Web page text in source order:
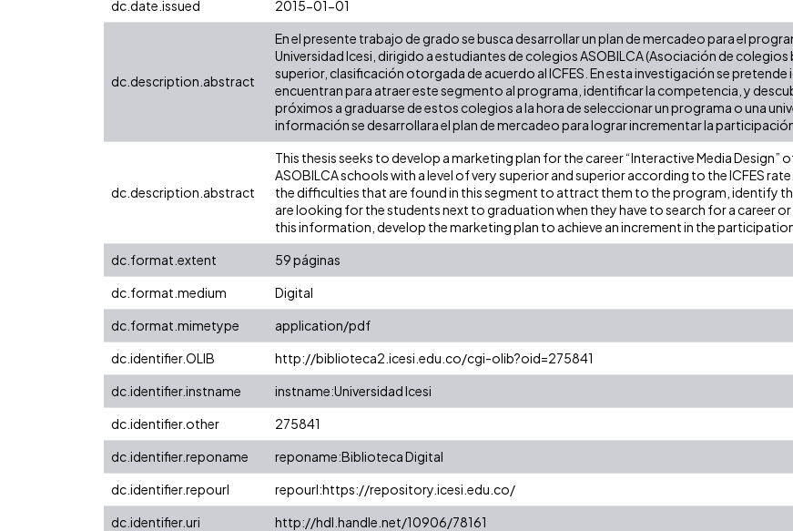
dc.date.issued
2015-01-01
dc.description.abstract
En el presente trabajo de grado se busca desarrollar un plan de mercadeo para el
Universidad Icesi, dirigido a estudiantes de colegios ASOBILCA (Asociación de colegios
superior, clasificación otorgada de acuerdo al ICFES. En esta investigación se
encuentran para atraer este segmento al programa, identificar la competencia, y
próximos a graduarse de estos colegios a la hora de seleccionar un programa o una
información se desarrollara el plan de mercadeo para lograr incrementar la
dc.description.abstract
This thesis seeks to develop a marketing plan for the career “Interactive Media Design”
ASOBILCA schools with a level of very superior and superior according to the ICFES
the difficulties that are found in this segment to attract them to the program, identify
are looking for the students next to graduation when they have to search for a career
this information, develop the marketing plan to achieve an increment in the
dc.format.extent 59 páginas
dc.format.medium
Digital
dc.format.mimetype
application/pdf
dc.identifier.OLIB
http://biblioteca2.icesi.edu.co/cgi-olib?oid=275841
dc.identifier.instname
instname:Universidad Icesi
dc.identifier.other
275841
dc.identifier.reponame
reponame:Biblioteca Digital
dc.identifier.repourl
repourl:https://repository.icesi.edu.co/
dc.identifier.uri
http://hdl.handle.net/10906/78161